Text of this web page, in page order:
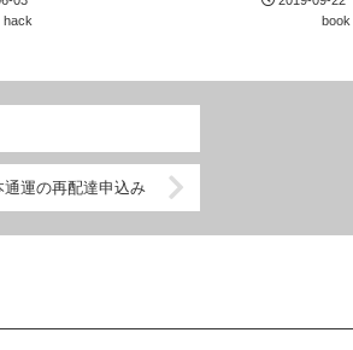
hack
book
通運の再配達申込み